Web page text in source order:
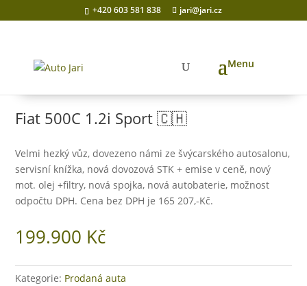
+420 603 581 838 jari@jari.cz
Domů/Prodaná auta / Fiat 500C 1.2i Sport 🇨🇭
Fiat 500C 1.2i Sport 🇨🇭
Velmi hezký vůz, dovezeno námi ze švýcarského autosalonu,
servisní knížka, nová dovozová STK + emise v ceně, nový
mot. olej +filtry, nová spojka, nová autobaterie, možnost
odpočtu DPH. Cena bez DPH je 165 207,-Kč.
199.900 Kč
Kategorie: Prodaná auta